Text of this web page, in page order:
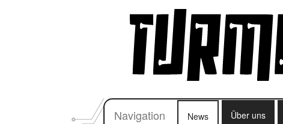
Navigation News Über uns